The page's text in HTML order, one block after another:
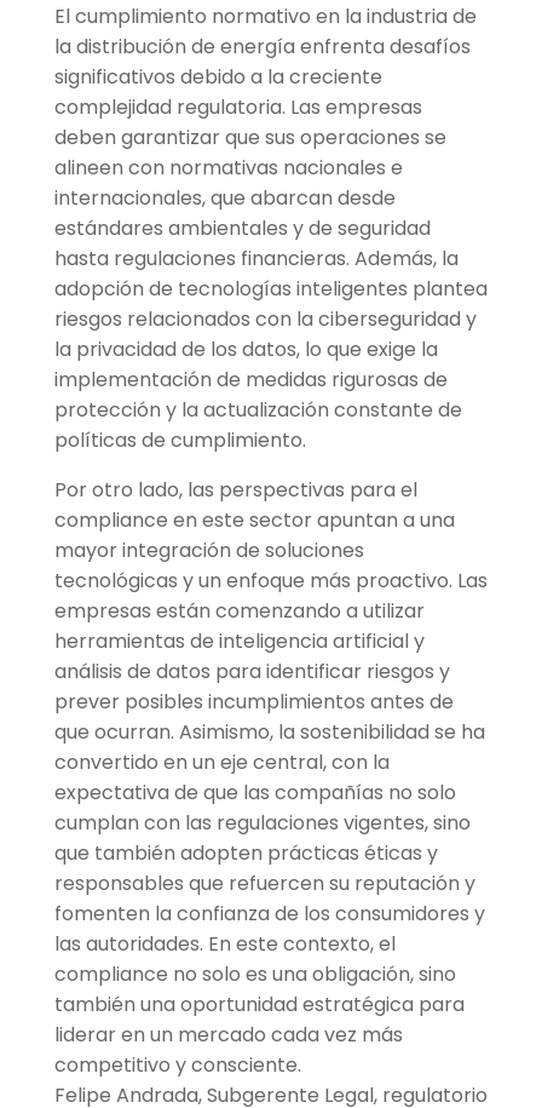
El cumplimiento normativo en la industria de
la distribución de energía enfrenta desafíos
significativos debido a la creciente
complejidad regulatoria. Las empresas
deben garantizar que sus operaciones se
alineen con normativas nacionales e
internacionales, que abarcan desde
estándares ambientales y de seguridad
hasta regulaciones financieras. Además, la
adopción de tecnologías inteligentes plantea
riesgos relacionados con la ciberseguridad y
la privacidad de los datos, lo que exige la
implementación de medidas rigurosas de
protección y la actualización constante de
políticas de cumplimiento.
Por otro lado, las perspectivas para el
compliance en este sector apuntan a una
mayor integración de soluciones
tecnológicas y un enfoque más proactivo. Las
empresas están comenzando a utilizar
herramientas de inteligencia artificial y
análisis de datos para identificar riesgos y
prever posibles incumplimientos antes de
que ocurran. Asimismo, la sostenibilidad se ha
convertido en un eje central, con la
expectativa de que las compañías no solo
cumplan con las regulaciones vigentes, sino
que también adopten prácticas éticas y
responsables que refuercen su reputación y
fomenten la confianza de los consumidores y
las autoridades. En este contexto, el
compliance no solo es una obligación, sino
también una oportunidad estratégica para
liderar en un mercado cada vez más
competitivo y consciente.
Felipe Andrada, Subgerente Legal, regulatorio